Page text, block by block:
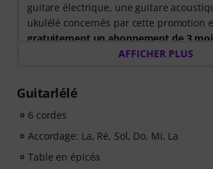
guitare électrique, une guitare
ukulélé concernés par cette promotion
gratuitement un abonnement de 3
ligne music2me d'une valeur de 57
L'abonnement music2me prendra fin
à l'issue de la période d'abonnement.
Music2Me, votre portail d'apprentissage
ligne, propose une approche
par des professeurs de musique
AFFICHER PLUS
Guitarlélé
6 cordes
Accordage: La, Ré, Sol, Do, Mi, La
Table en épicéa